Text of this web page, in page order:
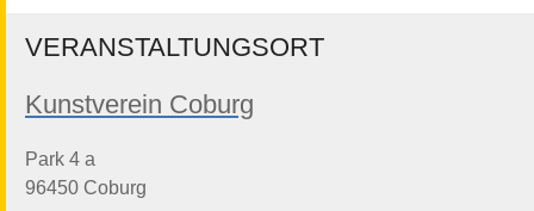
VERANSTALTUNGSORT
Kunstverein Coburg
Park 4 a
96450 Coburg